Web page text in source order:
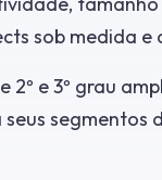
sob medida e
2º e 3º grau
segmentos